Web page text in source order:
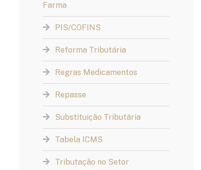
Farma
PIS/COFINS
Reforma Tributária
Regras Medicamentos
Repasse
Substituição Tributária
Tabela ICMS
Tributação no Setor